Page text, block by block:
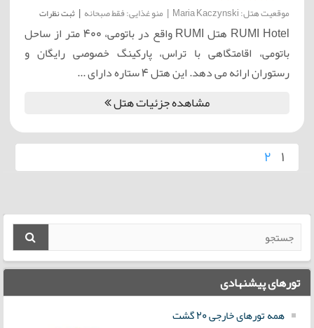
موقعیت هتل: Maria Kaczynski | منو غذایی: فقط صبحانه | ثبت نظرات
RUMI Hotel هتل RUMI واقع در باتومی، 400 متر از ساحل
باتومی، اقامتگاهی با تراس، پارکینگ خصوصی رایگان و
رستوران ارائه می دهد. این هتل 4 ستاره دارای ...
مشاهده جزئیات هتل
1
2
تورهای پیشنهادی
همه تورهای خارجی 20 گشت